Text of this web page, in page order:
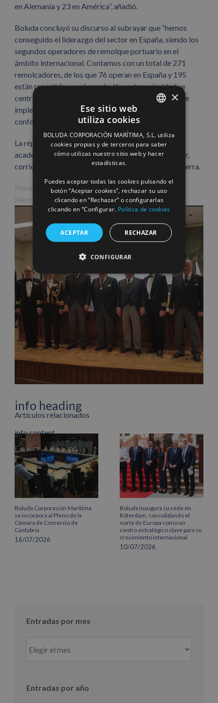
en Alemania y 23 en América”, añadió.
Boluda concluyó su discurso al subrayar que “hemos
conseguido el liderazgo del sector en España, siendo los
segundos operadores de remolque portuario en el
ámbito internacional. Contamos con un total de 271
remolcadores, de los que 76 operan en España y 195
están repartidos en el mundo. Y nuestra prioridad se
centra en proseguir con una modernización de flota e
implementación de políticas de ahorro energético,
confort y seguridad sostenibles”.
La réplica a la recepción de Vicente Boluda como
académico de número de la Real Academia de la Mar,
corrió a cargo del ex ministro de Defensa Eduardo Serra.
Previous Image
Next Image
info heading
info content
Facebook
X WhatsAppPinterestCorreo
electrónico
Artículos relacionados
Boluda Corporación Marítima
se incorpora al Pleno de la
Cámara de Comercio de
Cantabria
16/07/2026
Boluda inaugura su sede en
Róterdam, consolidando el
norte de Europa como un
centro estratégico clave para su
crecimiento internacional
10/07/2026
Entradas por mes
por
Entradas por año
ENGLISH
FRENCH
×
Ese sitio web
utiliza cookies
BOLUDA CORPORACIÓN MARÍTIMA, S.L. utiliza
cookies propias y de terceros para saber
cómo utilizas nuestro sitio web y hacer
estadísticas.
Puedes aceptar todas las cookies pulsando el
botón “Aceptar cookies”, rechazar su uso
clicando en “Rechazar” o configurarlas
clicando en “Configurar. Política de cookies
ACEPTAR RECHAZAR
CONFIGURAR